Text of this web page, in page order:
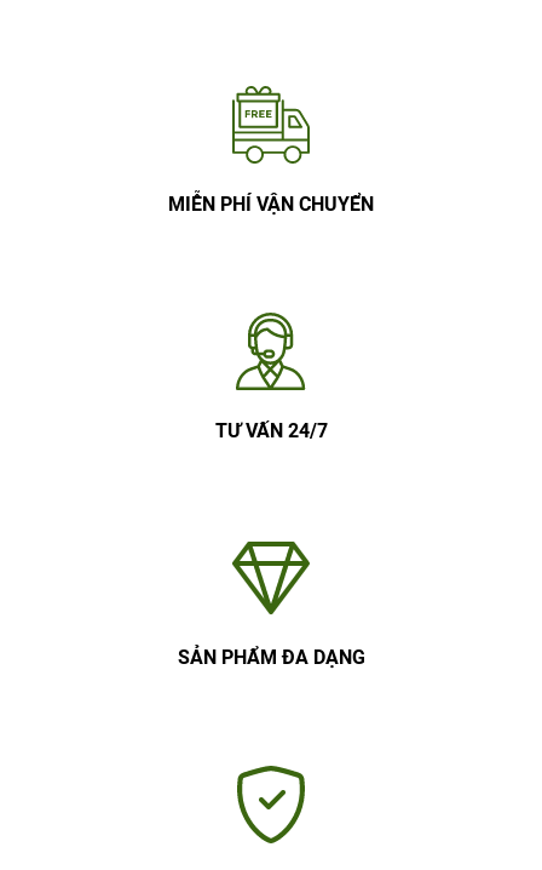
MIỄN PHÍ VẬN CHUYỂN
TƯ VẤN 24/7
SẢN PHẨM ĐA DẠNG